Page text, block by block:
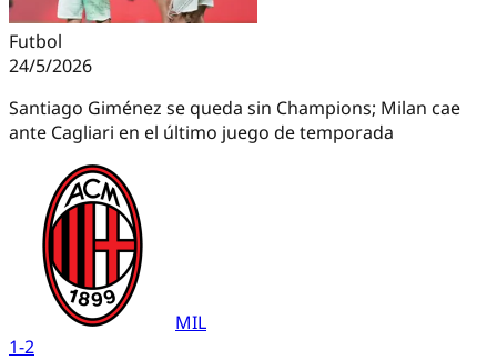
Futbol
24/5/2026
Santiago Giménez se queda sin Champions; Milan cae
ante Cagliari en el último juego de temporada
MIL
1-2